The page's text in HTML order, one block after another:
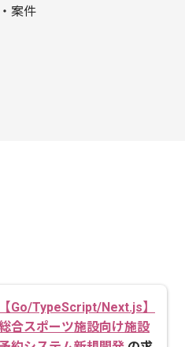
案件
Go/TypeScript/Next.js】
合スポーツ施設向け施設